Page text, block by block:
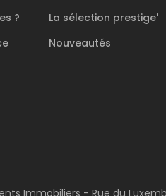
?
La sélection prestige'
Nouveautés
Immobiliers - Rue du